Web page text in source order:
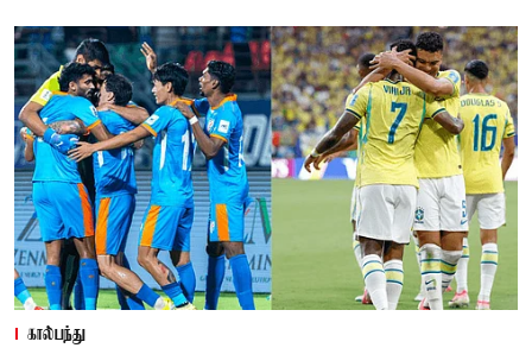
கால்பந்து